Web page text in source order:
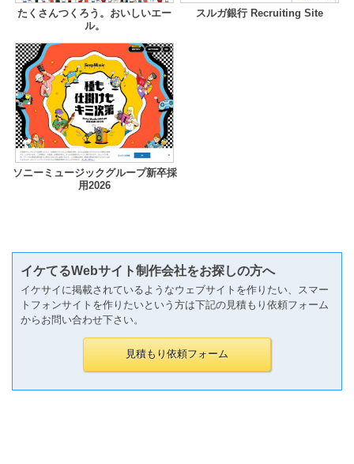
たくさんつくろう。おいしいエー
ル。
スルガ銀行 Recruiting Site
ソニーミュージックグループ新卒採
用2026
イケてるWebサイト制作会社をお探しの方へ
イケサイに掲載されているようなウェブサイトを作りたい、スマー
トフォンサイトを作りたいという方は下記の見積もり依頼フォーム
からお問い合わせ下さい。